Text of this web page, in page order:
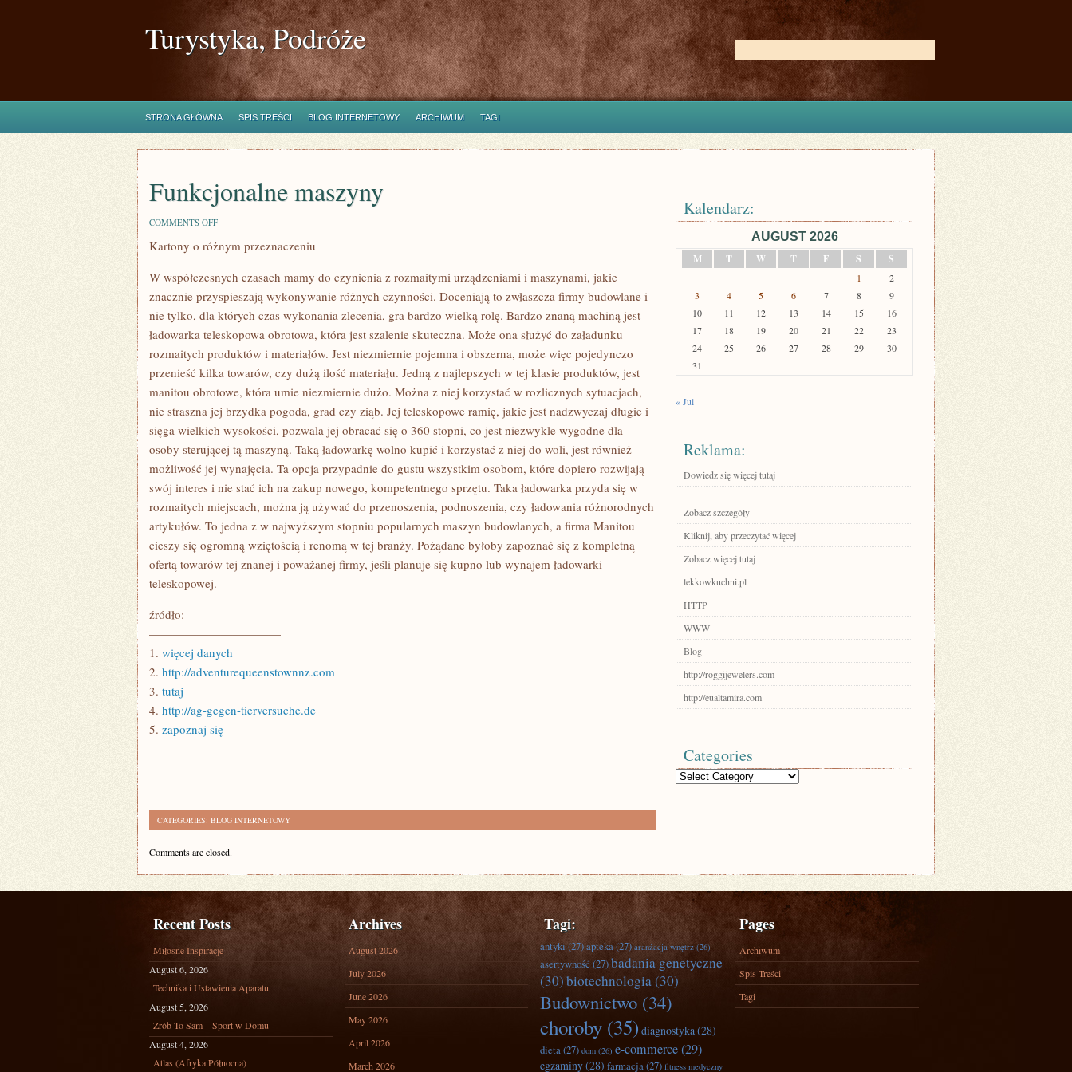
Turystyka, Podróże
STRONA GŁÓWNA SPIS TREŚCI BLOG INTERNETOWY ARCHIWUM TAGI
Funkcjonalne maszyny
COMMENTS OFFON
MASZYNY
Kartony o różnym przeznaczeniu
W współczesnych czasach mamy do czynienia z rozmaitymi urządzeniami i maszynami, jakie
znacznie przyspieszają wykonywanie różnych czynności. Doceniają to zwłaszcza firmy budowlane i
nie tylko, dla których czas wykonania zlecenia, gra bardzo wielką rolę. Bardzo znaną machiną jest
ładowarka teleskopowa obrotowa, która jest szalenie skuteczna. Może ona służyć do załadunku
rozmaitych produktów i materiałów. Jest niezmiernie pojemna i obszerna, może więc pojedynczo
przenieść kilka towarów, czy dużą ilość materiału. Jedną z najlepszych w tej klasie produktów, jest
manitou obrotowe, która umie niezmiernie dużo. Można z niej korzystać w rozlicznych sytuacjach,
nie straszna jej brzydka pogoda, grad czy ziąb. Jej teleskopowe ramię, jakie jest nadzwyczaj długie i
sięga wielkich wysokości, pozwala jej obracać się o 360 stopni, co jest niezwykle wygodne dla
osoby sterującej tą maszyną. Taką ładowarkę wolno kupić i korzystać z niej do woli, jest również
możliwość jej wynajęcia. Ta opcja przypadnie do gustu wszystkim osobom, które dopiero rozwijają
swój interes i nie stać ich na zakup nowego, kompetentnego sprzętu. Taka ładowarka przyda się w
rozmaitych miejscach, można ją używać do przenoszenia, podnoszenia, czy ładowania różnorodnych
artykułów. To jedna z w najwyższym stopniu popularnych maszyn budowlanych, a firma Manitou
cieszy się ogromną wziętością i renomą w tej branży. Pożądane byłoby zapoznać się z kompletną
ofertą towarów tej znanej i poważanej firmy, jeśli planuje się kupno lub wynajem ładowarki
teleskopowej.
źródło:
———————————
1. więcej danych
2. http://adventurequeenstownnz.com
3. tutaj
4. http://ag-gegen-tierversuche.de
5. zapoznaj się
CATEGORIES: BLOG INTERNETOWY
Comments are closed.
Kalendarz:
AUGUST 2026
M
T W T F S S
1
2
3
4 5 6 7 8
9
10
11 12 13 14 15
16
17
18 19 20 21 22
23
24
25 26 27 28 29
30
31
« Jul
Reklama:
Dowiedz się więcej tutaj
Zobacz szczegóły
Kliknij, aby przeczytać więcej
Zobacz więcej tutaj
lekkowkuchni.pl
HTTP
WWW
Blog
http://roggijewelers.com
http://eualtamira.com
Categories
Categories
Recent Posts
Miłosne Inspiracje
August 6, 2026
Technika i Ustawienia Aparatu
August 5, 2026
Zrób To Sam – Sport w Domu
August 4, 2026
Atlas (Afryka Północna)
Archives
August 2026
July 2026
June 2026
May 2026
April 2026
March 2026
Tagi:
antyki(27)apteka(27) aranżacja wnętrz (26)
asertywność (27)badania genetyczne
(30)biotechnologia(30)
Budownictwo (34)
choroby (35) diagnostyka(28)
dieta(27) dom (26) e-commerce(29)
egzaminy(28) farmacja(27) fitness medyczny
Pages
Archiwum
Spis Treści
Tagi